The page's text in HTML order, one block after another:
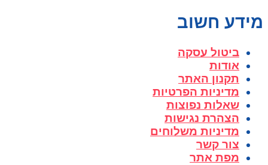
מידע חשוב
ביטול עסקה
אודות
תקנון האתר
מדיניות הפרטיות
שאלות נפוצות
הצהרת נגישות
מדיניות משלוחים
צור קשר
מפת אתר